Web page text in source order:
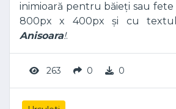
inimioară pentru băieți sau
800px x 400px și cu
Anisoara!.
263 0 0